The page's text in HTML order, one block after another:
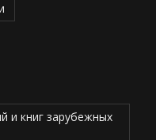
и книг зарубежных